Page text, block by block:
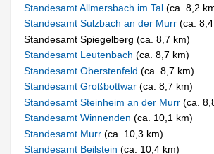
Standesamt Allmersbach im Tal(ca. 8,2
Standesamt Sulzbach an der Murr(ca.
Standesamt Spiegelberg (ca. 8,7 km)
Standesamt Leutenbach(ca. 8,7 km)
Standesamt Oberstenfeld(ca. 8,7 km)
Standesamt Großbottwar(ca. 8,7 km)
Standesamt Steinheim an der Murr(ca.
Standesamt Winnenden(ca. 10,1 km)
Standesamt Murr(ca. 10,3 km)
Standesamt Beilstein(ca. 10,4 km)